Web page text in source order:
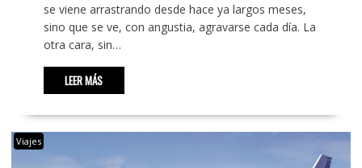
se viene arrastrando desde hace ya largos meses,
sino que se ve, con angustia, agravarse cada día. La
otra cara, sin…
LEER MÁS
Viajes